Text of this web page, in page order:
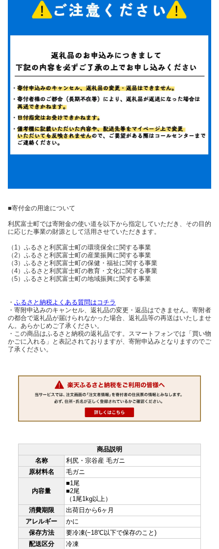
■寄付金の用途について
利尻富士町では寄附金の使い道を以下から指定していただき、その目的
に応じた事業の財源として活用させていただきます。
（1）ふるさと利尻富士町の環境保全に関する事業
（2）ふるさと利尻富士町の産業振興に関する事業
（3）ふるさと利尻富士町の保健・福祉に関する事業
（4）ふるさと利尻富士町の教育・文化に関する事業
（5）ふるさと利尻富士町の地域振興に関する事業
・ ふるさと納税よくある質問はコチラ
・寄附申込みのキャンセル、返礼品の変更・返品はできません。寄附者
の都合で返礼品が届けられなかった場合、返礼品等の再送はいたしませ
ん。あらかじめご了承ください。
・この商品はふるさと納税の返礼品です。スマートフォンでは「買い物
かごに入れる」と表記されておりますが、寄附申込みとなりますのでご
了承ください。
商品説明
名称
利尻・宗谷産 毛ガニ
原材料名
毛ガニ
内容量
■1尾
■2尾
（1尾1kg以上）
消費期限
出荷日から6ヶ月
アレルギー
かに
保存方法
要冷凍(−18℃以下で保存のこと)
配送区分
冷凍